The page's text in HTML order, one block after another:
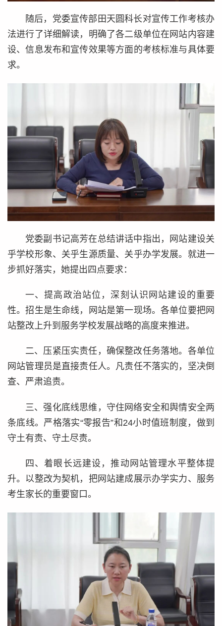
随后，党委宣传部田天圆科长对宣传工作考核办
法进行了详细解读，明确了各二级单位在网站内容建
设、信息发布和宣传效果等方面的考核标准与具体要
求。
党委副书记高芳在总结讲话中指出，网站建设关
乎学校形象、关乎生源质量、关乎办学发展。就进一
步抓好落实，她提出四点要求：
一、提高政治站位，深刻认识网站建设的重要
性。招生是生命线，网站是第一现场。各单位要把网
站整改上升到服务学校发展战略的高度来推进。
二、压紧压实责任，确保整改任务落地。各单位
网站管理员是直接责任人。凡责任不落实的，坚决倒
查、严肃追责。
三、强化底线思维，守住网络安全和舆情安全两
条底线。严格落实“零报告”和24小时值班制度，做到
守土有责、守土尽责。
四、着眼长远建设，推动网站管理水平整体提
升。以整改为契机，把网站建成展示办学实力、服务
考生家长的重要窗口。